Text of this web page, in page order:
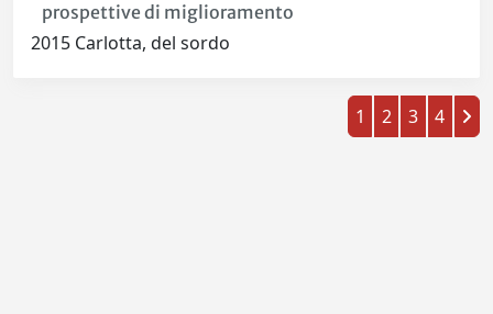
prospettive di miglioramento
2015 Carlotta, del sordo
1 2 3 4